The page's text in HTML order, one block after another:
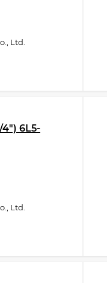
Ltd.
4") 6L5-
Ltd.